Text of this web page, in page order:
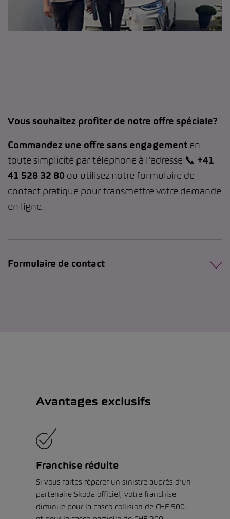
Vous souhaitez profiter de notre offre spéciale?
Commandez une offre sans engagement en
toute simplicité par téléphone à l’adresse 📞 +41
41 528 32 80 ou utilisez notre formulaire de
contact pratique pour transmettre votre demande
en ligne.
Formulaire de contact
Avantages exclusifs
Franchise réduite
Si vous faites réparer un sinistre auprès d’un
partenaire Skoda officiel, votre franchise
diminue pour la casco collision de CHF 500.–